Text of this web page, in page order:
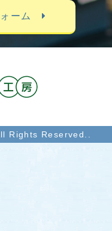
ォーム
Rights Reserved..